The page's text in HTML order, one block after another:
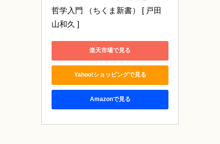
哲学入門 （ちくま新書） [ 戸田
山和久 ]
楽天市場で見る
Yahoo!ショッピングで見る
Amazonで見る